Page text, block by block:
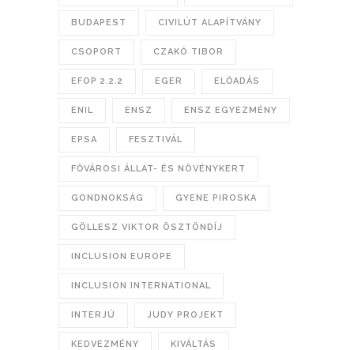
BUDAPEST CIVILÚT ALAPÍTVÁNY
CSOPORT CZAKÓ TIBOR
EFOP 2.2.2 EGER ELŐADÁS
ENIL ENSZ ENSZ EGYEZMÉNY
EPSA FESZTIVÁL
FŐVÁROSI ÁLLAT- ÉS NÖVÉNYKERT
GONDNOKSÁG GYENE PIROSKA
GÖLLESZ VIKTOR ÖSZTÖNDÍJ
INCLUSION EUROPE
INCLUSION INTERNATIONAL
INTERJÚ JUDY PROJEKT
KEDVEZMÉNY KIVÁLTÁS